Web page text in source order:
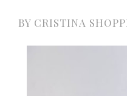
BY CRISTINA